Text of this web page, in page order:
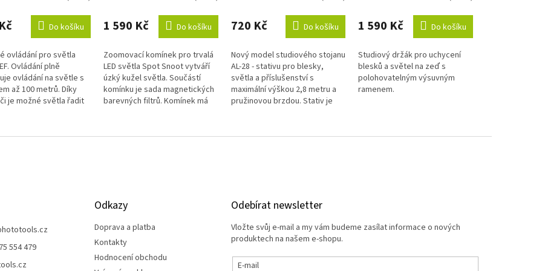
Do košíku
ovládání pro světla
Ovládání plně
ovládání na světle s
až 100 metrů. Díky
je možné světla řadit
produktu
je
z
5
hvězdiček.
1 590 Kč Do košíku
Zoomovací komínek pro trvalá
LED světla Spot Snoot vytváří
úzký kužel světla. Součástí
komínku je sada magnetických
barevných filtrů. Komínek má
produktu
je
z
5
hvězdiček.
720 Kč Do košíku
Nový model studiového stojanu
AL-28 - stativu pro blesky,
světla a příslušenství s
maximální výškou 2,8 metru a
pružinovou brzdou. Stativ je
produktu
je
z
5
hvězdiček.
1 590 Kč Do košíku
Studiový držák pro uchycení
blesků a světel na zeď s
polohovatelným výsuvným
ramenem.
554 479
Odkazy
Doprava a platba
Kontakty
Hodnocení obchodu
Odebírat newsletter
Vložte svůj e-mail a my vám budeme zasílat informace o nových
produktech na našem e-shopu.
E-mail